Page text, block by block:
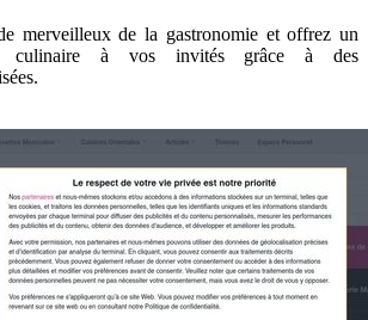
merveilleux de la gastronomie et offrez un
culinaire à vos invités grâce à des